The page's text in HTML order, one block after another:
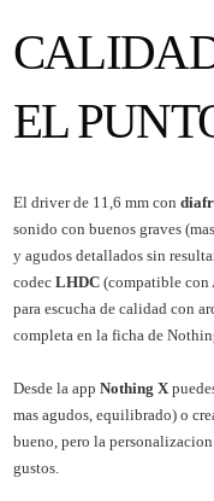
EL
El driver de 11,6 mm con
sonido con buenos graves
y agudos detallados sin
codec LHDC(compatible con
para escucha de calidad con
completa en la ficha de
Desde la app Nothing X
mas agudos, equilibrado) o
bueno, pero la
gustos.